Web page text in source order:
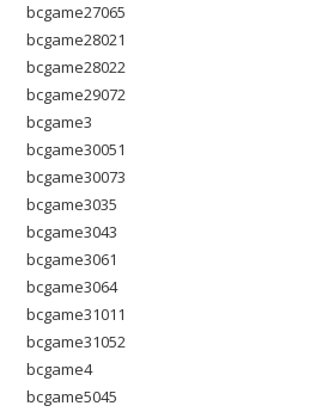
bcgame27065
bcgame28021
bcgame28022
bcgame29072
bcgame3
bcgame30051
bcgame30073
bcgame3035
bcgame3043
bcgame3061
bcgame3064
bcgame31011
bcgame31052
bcgame4
bcgame5045